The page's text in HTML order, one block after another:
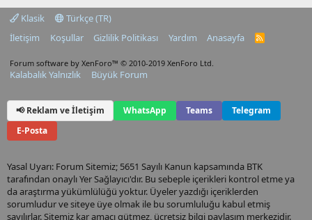
Klasik
Türkçe (TR)
İletişim
Koşullar Gizlilik Politikası Yardım Anasayfa
R
Forum software by XenForo™ © 2010-2019 XenForo Ltd.
Kalabalık Yalnızlık Büyük Forum
📢 Reklam ve İletişim WhatsApp Teams
Telegram
E-Posta
Yasal Uyarı: Forum Sitemiz; 5651 Sayılı Kanun kapsamında BTK
tarafından onaylı Yer Sağlayıcı'dır. Bu sebeple içerikleri kontrol etme ya
da araştırma yükümlülüğü yoktur. Üyeler yazdığı içeriklerden
sorumludur ve siteye üye olmak ile bu sorumluluğu kabul etmiş
sayılırlar. Sitemiz kar amacı gütmez, ücretsiz bilgi paylaşım merkezidir.